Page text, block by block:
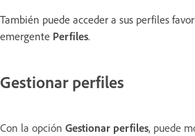
También puede acceder a sus perfiles
emergente Perfiles.
Gestionar perfiles
Con la opción Gestionar perfiles, puede